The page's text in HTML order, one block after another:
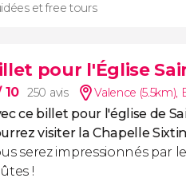
et free tours
pour l'Église
10 250 avis Valence (5.5km),
ce billet pour l'église de
visiter la Chapelle
serez impressionnés par
!